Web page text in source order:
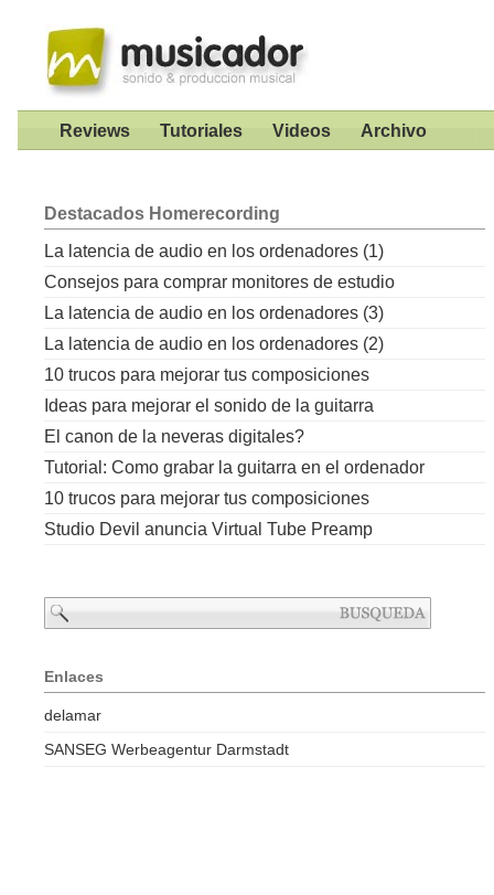
Reviews Tutoriales Videos Archivo
Destacados Homerecording
La latencia de audio en los ordenadores (1)
Consejos para comprar monitores de estudio
La latencia de audio en los ordenadores (3)
La latencia de audio en los ordenadores (2)
10 trucos para mejorar tus composiciones
Ideas para mejorar el sonido de la guitarra
El canon de la neveras digitales?
Tutorial: Como grabar la guitarra en el ordenador
10 trucos para mejorar tus composiciones
Studio Devil anuncia Virtual Tube Preamp
Enlaces
delamar
SANSEG Werbeagentur Darmstadt